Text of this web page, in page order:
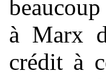
à Marx
crédit à